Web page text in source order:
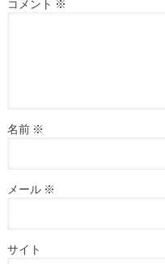
コメント ※
名前 ※
メール ※
サイト